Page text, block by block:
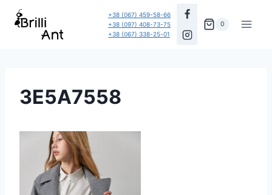
Перейти
+38 (067) 459-58-66
+38 (097) 408-73-75
+38 (067) 338-25-01
0
3E5A7558